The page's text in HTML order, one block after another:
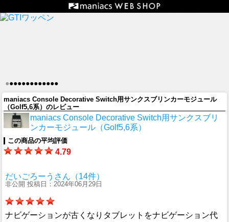
●●●●●●●●●●●●●
maniacs Console Decorative Switch用サンクスブリンカーモジュール
（Golf5,6系）のレビュー
maniacs Console Decorative Switch用サンクスブリ
ンカーモジュール（Golf5,6系）
この商品の平均評価
4.79
だいごろーうさん（14件）
非公開 投稿日：2024年06月29日
ナビゲーションが古くなりタブレットをナビゲーション代